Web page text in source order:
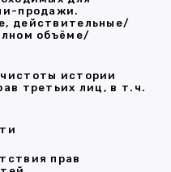
продажи.
действительные/
объёме/
истории
третьих лиц, в т.ч.
прав